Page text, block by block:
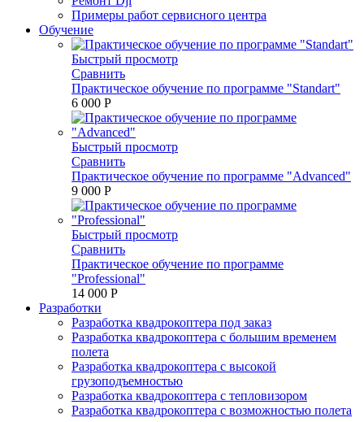
Примеры работ сервисного центра
Обучение
Быстрый просмотр
Сравнить
Практическое обучение по программе "Standart"
6 000 P
Быстрый просмотр
Сравнить
Практическое обучение по программе "Advanced"
9 000 P
Быстрый просмотр
Сравнить
Практическое обучение по программе
"Professional"
14 000 P
Разработки
Разработка квадрокоптера под заказ
Разработка квадрокоптера с большим временем
полета
Разработка квадрокоптера с высокой
грузоподъемностью
Разработка квадрокоптера с тепловизором
Разработка квадрокоптера с возможностью полета